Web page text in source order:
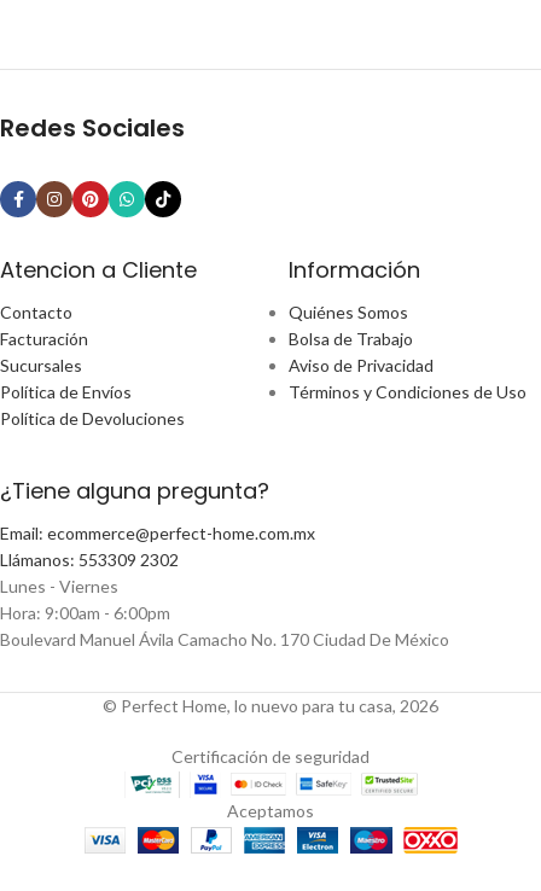
Redes Sociales
Atencion a Cliente
Contacto
Facturación
Sucursales
Política de Envíos
Política de Devoluciones
Información
Quiénes Somos
Bolsa de Trabajo
Aviso de Privacidad
Términos y Condiciones de Uso
¿Tiene alguna pregunta?
Email: ecommerce@perfect-home.com.mx
Llámanos: 553309 2302
Lunes - Viernes
Hora: 9:00am - 6:00pm
Boulevard Manuel Ávila Camacho No. 170 Ciudad De México
© Perfect Home, lo nuevo para tu casa, 2026
Certificación de seguridad
Aceptamos